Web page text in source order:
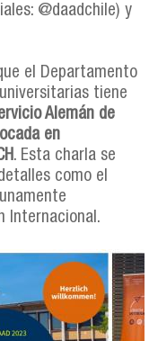
@daadchile) y
el Departamento
tiene
Alemán de
en
. Esta charla se
como el
Internacional.